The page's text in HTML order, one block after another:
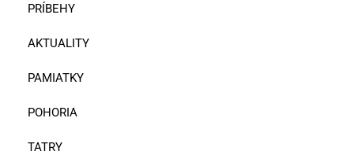
PRÍBEHY
AKTUALITY
PAMIATKY
POHORIA
TATRY